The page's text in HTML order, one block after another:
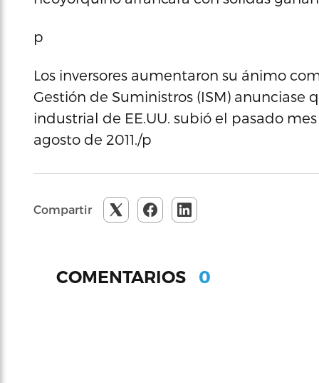
p
Los inversores aumentaron su ánimo
Gestión de Suministros (ISM)
industrial de EE.UU. subió el pasado
agosto de 2011./p
Compartir
COMENTARIOS 0